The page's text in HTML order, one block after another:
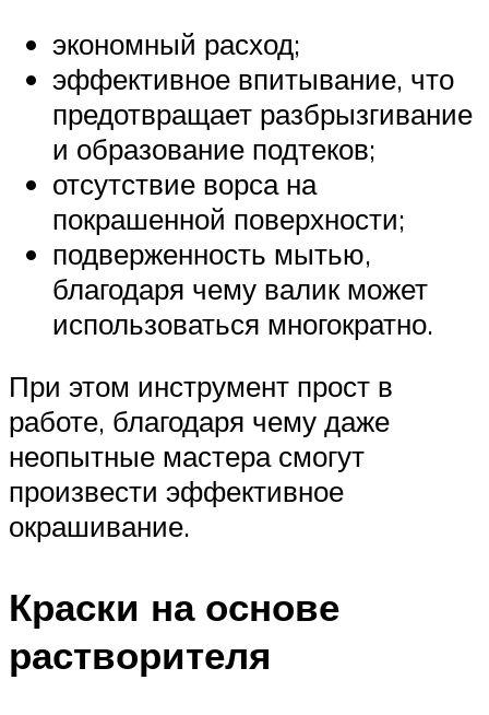
экономный расход;
эффективное впитывание, что
предотвращает разбрызгивание
и образование подтеков;
отсутствие ворса на
покрашенной поверхности;
подверженность мытью,
благодаря чему валик может
использоваться многократно.
При этом инструмент прост в
работе, благодаря чему даже
неопытные мастера смогут
произвести эффективное
окрашивание.
Краски на основе
растворителя